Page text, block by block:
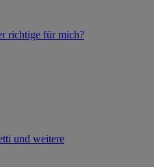
richtige für mich?
und weitere